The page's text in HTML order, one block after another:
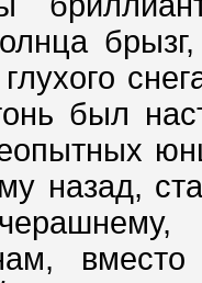
был
назад,
вместо